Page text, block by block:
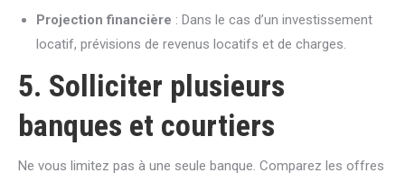
Projection financière : Dans le cas d’un investissement
locatif, prévisions de revenus locatifs et de charges.
5. Solliciter plusieurs
banques et courtiers
Ne vous limitez pas à une seule banque. Comparez les offres